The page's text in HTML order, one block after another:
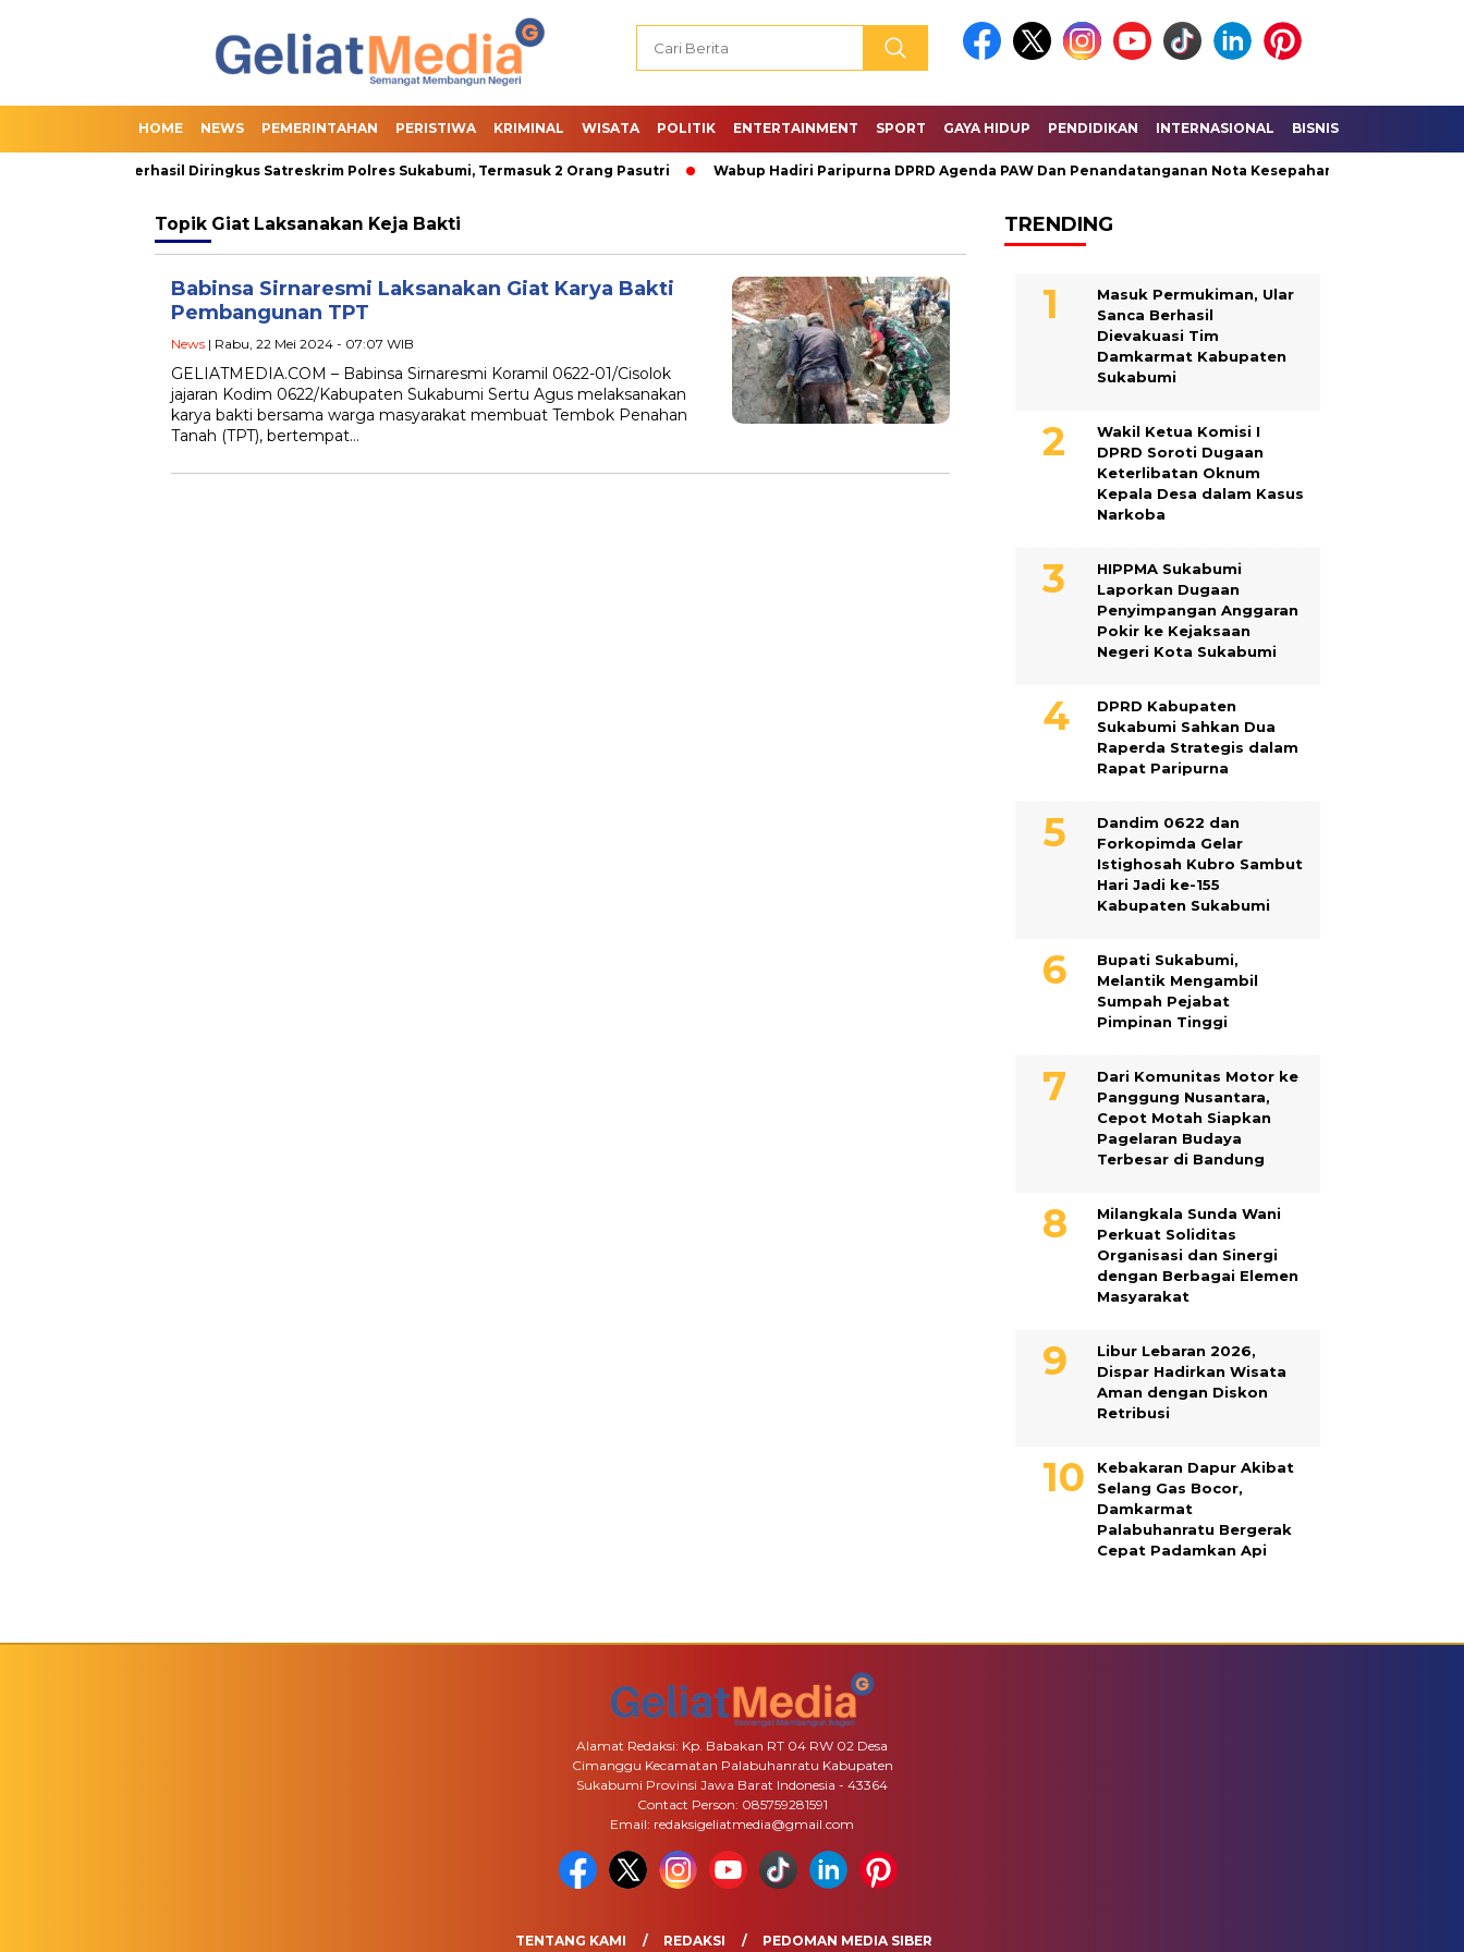
HOME NEWS PEMERINTAHAN PERISTIWA KRIMINAL WISATA POLITIK ENTERTAINMENT SPORT GAYA HIDUP PENDIDIKAN INTERNASIONAL BISNIS
Slot Berhasil Diringkus Satreskrim Polres Sukabumi, Termasuk 2 Orang Pasutri Wabup Hadiri Paripurna DPRD Agenda PAW Dan Penandatanganan Nota Kesepahaman KUA – PPAS
Topik Giat Laksanakan Keja Bakti
Babinsa Sirnaresmi Laksanakan Giat Karya Bakti
Pembangunan TPT
News | Rabu, 22 Mei 2024 - 07:07 WIB
GELIATMEDIA.COM – Babinsa Sirnaresmi Koramil 0622-01/Cisolok
jajaran Kodim 0622/Kabupaten Sukabumi Sertu Agus melaksanakan
karya bakti bersama warga masyarakat membuat Tembok Penahan
Tanah (TPT), bertempat…
TRENDING
Masuk Permukiman, Ular
Sanca Berhasil
Dievakuasi Tim
Damkarmat Kabupaten
Sukabumi
Wakil Ketua Komisi I
DPRD Soroti Dugaan
Keterlibatan Oknum
Kepala Desa dalam Kasus
Narkoba
HIPPMA Sukabumi
Laporkan Dugaan
Penyimpangan Anggaran
Pokir ke Kejaksaan
Negeri Kota Sukabumi
DPRD Kabupaten
Sukabumi Sahkan Dua
Raperda Strategis dalam
Rapat Paripurna
Dandim 0622 dan
Forkopimda Gelar
Istighosah Kubro Sambut
Hari Jadi ke-155
Kabupaten Sukabumi
Bupati Sukabumi,
Melantik Mengambil
Sumpah Pejabat
Pimpinan Tinggi
Dari Komunitas Motor ke
Panggung Nusantara,
Cepot Motah Siapkan
Pagelaran Budaya
Terbesar di Bandung
Milangkala Sunda Wani
Perkuat Soliditas
Organisasi dan Sinergi
dengan Berbagai Elemen
Masyarakat
Libur Lebaran 2026,
Dispar Hadirkan Wisata
Aman dengan Diskon
Retribusi
Kebakaran Dapur Akibat
Selang Gas Bocor,
Damkarmat
Palabuhanratu Bergerak
Cepat Padamkan Api
Alamat Redaksi: Kp. Babakan RT 04 RW 02 Desa
Cimanggu Kecamatan Palabuhanratu Kabupaten
Sukabumi Provinsi Jawa Barat Indonesia - 43364
Contact Person: 085759281591
Email: redaksigeliatmedia@gmail.com
TENTANG KAMI REDAKSI PEDOMAN MEDIA SIBER